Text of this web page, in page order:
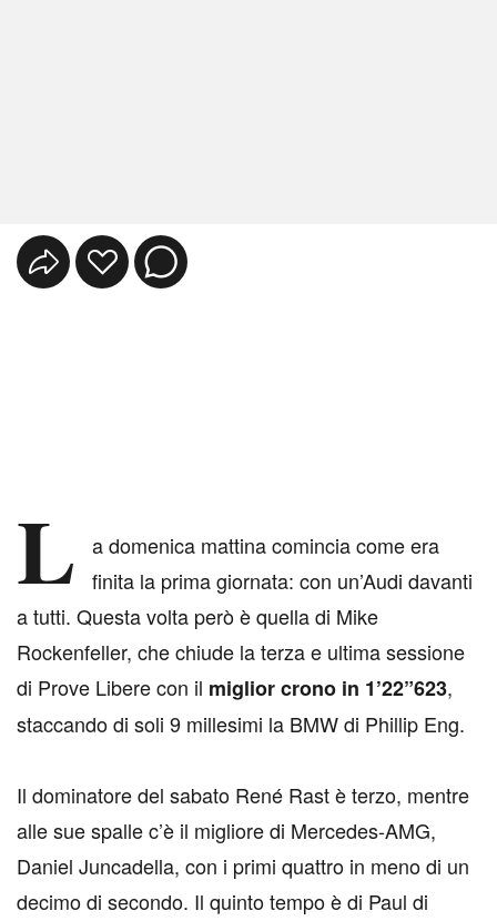
L
a domenica mattina comincia come era
finita la prima giornata: con un’Audi davanti
a tutti. Questa volta però è quella di Mike
Rockenfeller, che chiude la terza e ultima sessione
di Prove Libere con il miglior crono in 1’22”623,
staccando di soli 9 millesimi la BMW di Phillip Eng.
Il dominatore del sabato René Rast è terzo, mentre
alle sue spalle c’è il migliore di Mercedes-AMG,
Daniel Juncadella, con i primi quattro in meno di un
decimo di secondo. Il quinto tempo è di Paul di